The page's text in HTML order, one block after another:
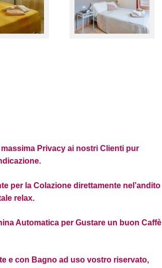
Privacy ai nostri Clienti pur
per la Colazione direttamente nel’andito
relax.
Automatica per Gustare un buon Caffè
e con Bagno ad uso vostro riservato,